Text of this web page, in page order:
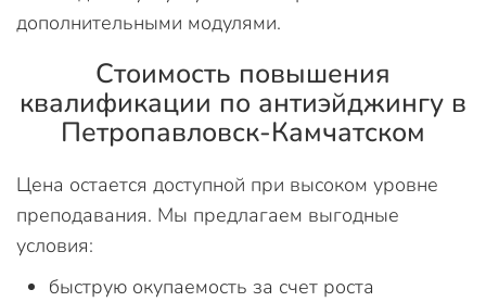
дополнительными модулями.
Стоимость повышения
квалификации по антиэйджингу в
Петропавловск-Камчатском
Цена остается доступной при высоком уровне
преподавания. Мы предлагаем выгодные
условия:
быструю окупаемость за счет роста